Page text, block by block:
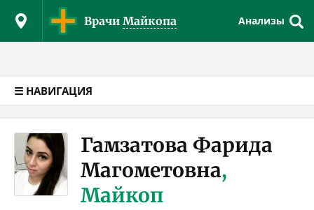
Врачи Майкопа Анализы
☰ НАВИГАЦИЯ
Гамзатова Фарида
Магометовна,
Майкоп